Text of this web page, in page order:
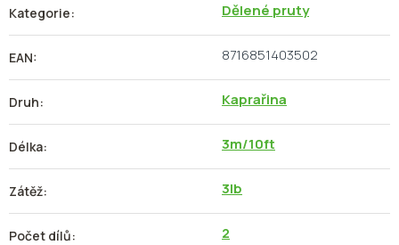
Kategorie: Dělené pruty
EAN: 8716851403502
Druh: Kaprařina
Délka: 3m/10ft
Zátěž: 3lb
Počet dílů: 2